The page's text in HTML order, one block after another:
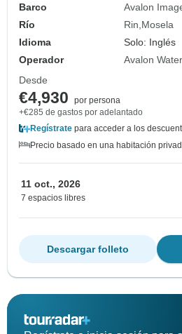
Barco
Avalon
Río
Rin Mosela
Idioma
Solo: Inglés
Operador
Avalon
Desde
€4,930
por persona
+€285 de gastos por adelantado
Regístrate para acceder a los
Precio basado en una habitación
11 oct., 2026
7 espacios libres
Descargar folleto